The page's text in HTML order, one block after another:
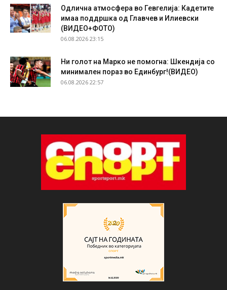
Одлична атмосфера во Гевгелија: Кадетите
имаа поддршка од Главчев и Илиевски
(ВИДЕО+ФОТО)
06.08.2026 23:15
Ни голот на Марко не помогна: Шкендија со
минимален пораз во Единбург!(ВИДЕО)
06.08.2026 22:57